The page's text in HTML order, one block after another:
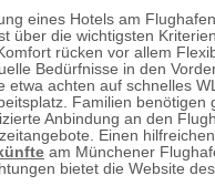
eines Hotels am
über die wichtigsten
rücken vor allem
Bedürfnisse in den
etwa achten auf schnelles
Familien benötigen
Anbindung an den
Einen
am Münchener
bietet die Website des